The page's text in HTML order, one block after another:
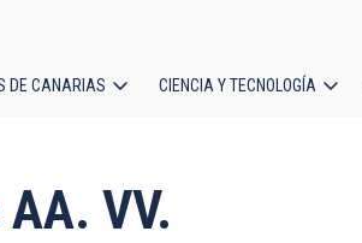
DE CANARIAS CIENCIA Y TECNOLOGÍA
VV.